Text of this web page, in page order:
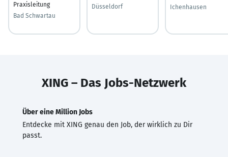
Praxisleitung
Bad Schwartau
Düsseldorf
Ichenhausen
XING – Das Jobs-Netzwerk
Über eine Million Jobs
Entdecke mit XING genau den Job, der wirklich zu Dir
passt.